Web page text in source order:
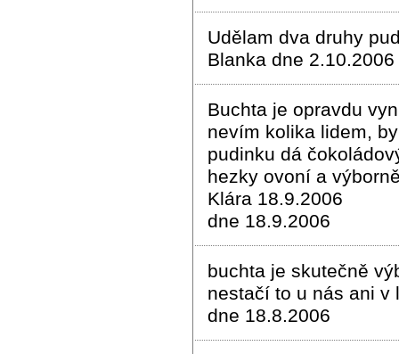
Udělam dva druhy
Blanka dne 2.10.2006
Buchta je opravdu
nevím kolika lidem,
pudinku dá
hezky ovoní a
Klára 18.9.2006
dne 18.9.2006
buchta je skutečně
nestačí to u nás ani v
dne 18.8.2006